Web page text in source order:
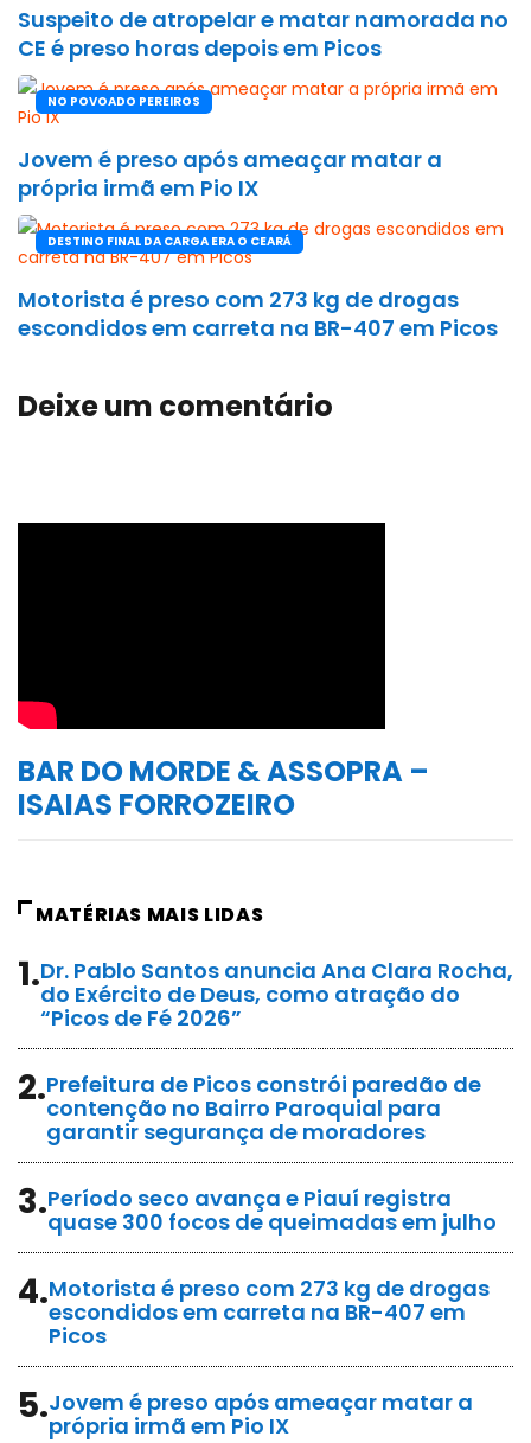
Suspeito de atropelar e matar namorada no
CE é preso horas depois em Picos
NO POVOADO PEREIROS
Jovem é preso após ameaçar matar a
própria irmã em Pio IX
DESTINO FINAL DA CARGA ERA O CEARÁ
Motorista é preso com 273 kg de drogas
escondidos em carreta na BR-407 em Picos
Deixe um comentário
BAR DO MORDE & ASSOPRA –
ISAIAS FORROZEIRO
MATÉRIAS MAIS LIDAS
1.Dr. Pablo Santos anuncia Ana Clara Rocha,
do Exército de Deus, como atração do
“Picos de Fé 2026”
2.Prefeitura de Picos constrói paredão de
contenção no Bairro Paroquial para
garantir segurança de moradores
3.Período seco avança e Piauí registra
quase 300 focos de queimadas em julho
4.Motorista é preso com 273 kg de drogas
escondidos em carreta na BR-407 em
Picos
5.Jovem é preso após ameaçar matar a
própria irmã em Pio IX